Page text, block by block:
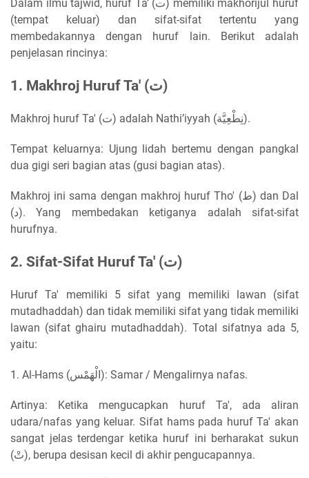
Dalam ilmu tajwid, huruf Ta’ (ت) memiliki makhorijul huruf
(tempat keluar) dan sifat-sifat tertentu yang
membedakannya dengan huruf lain. Berikut adalah
penjelasan rincinya:
1. Makhroj Huruf Ta' (ت)
Makhroj huruf Ta' (ت) adalah Nathi’iyyah (نِطْعِيَّة).
Tempat keluarnya: Ujung lidah bertemu dengan pangkal
dua gigi seri bagian atas (gusi bagian atas).
Makhroj ini sama dengan makhroj huruf Tho' (ط) dan Dal
(د). Yang membedakan ketiganya adalah sifat-sifat
hurufnya.
2. Sifat-Sifat Huruf Ta' (ت)
Huruf Ta' memiliki 5 sifat yang memiliki lawan (sifat
mutadhaddah) dan tidak memiliki sifat yang tidak memiliki
lawan (sifat ghairu mutadhaddah). Total sifatnya ada 5,
yaitu:
1. Al-Hams (الْهَمْس): Samar / Mengalirnya nafas.
Artinya: Ketika mengucapkan huruf Ta', ada aliran
udara/nafas yang keluar. Sifat hams pada huruf Ta' akan
sangat jelas terdengar ketika huruf ini berharakat sukun
(تْ), berupa desisan kecil di akhir pengucapannya.